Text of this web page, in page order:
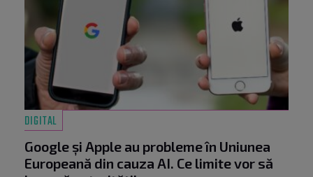
DIGITAL
Google și Apple au probleme în Uniunea
Europeană din cauza AI. Ce limite vor să